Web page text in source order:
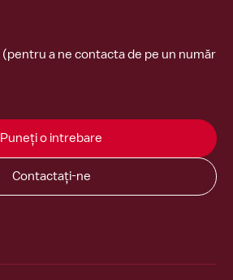
(pentru a ne contacta de pe un număr
Puneți o intrebare
Contactați-ne